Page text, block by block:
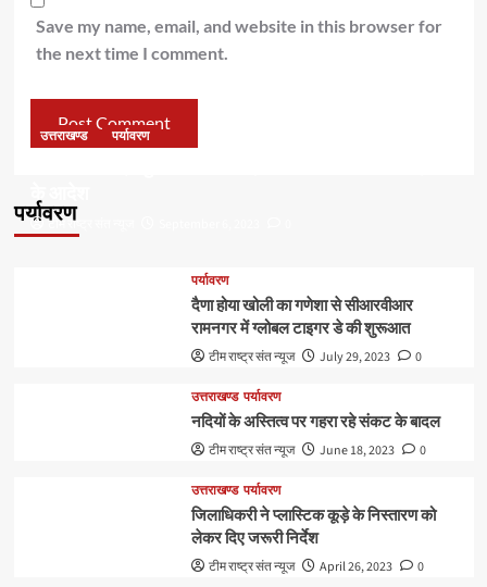
Save my name, email, and website in this browser for
the next time I comment.
पर्यावरण
उत्तराखण्ड पर्यावरण
के आदेश
टीम राष्ट्र संत न्यूज
पर्यावरण
दैणा होया खोली का गणेशा से सीआरवीआर
रामनगर में ग्लोबल टाइगर डे की शुरूआत
टीम राष्ट्र संत न्यूज July 29, 2023 0
उत्तराखण्ड पर्यावरण
नदियों के अस्तित्व पर गहरा रहे संकट के बादल
टीम राष्ट्र संत न्यूज June 18, 2023 0
उत्तराखण्ड पर्यावरण
जिलाधिकरी ने प्लास्टिक कूड़े के निस्तारण को
लेकर दिए जरूरी निर्देश
टीम राष्ट्र संत न्यूज April 26, 2023 0